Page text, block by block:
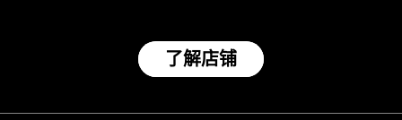
了解店铺